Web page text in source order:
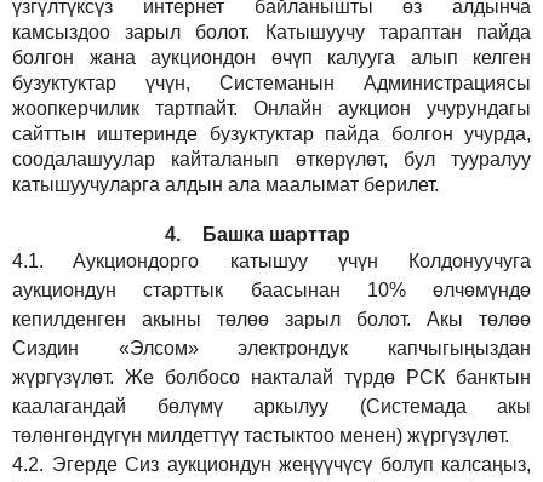
үзгүлтүксүз интернет байланышты өз алдынча
камсыздоозарыл болот.
Катышуучу тараптан пайда
болгон жана аукциондон өчүп калууга алып келген
бузуктуктар үчүн, Системанын Администрациясы
жоопкерчилик тартпайт. Онлайн аукцион учурундагы
сайттын иштеринде бузуктуктар пайда болгон учурда,
соодалашуулар кайталанып өткөрүлөт, бул тууралуу
катышуучуларга алдын ала маалымат берилет.
4.
Башка шарттар
4.1.
Аукциондорго катышуу үчүн Колдонуучуга
аукциондун старттык баасынан 10% өлчөмүндө
кепилденген акыны төлөө зарыл болот. Акы төлөө
Сиздин «Элсом»электрондук капчыгыңыздан
жүргүзүлөт. Же болбосо накталай түрдө РСК банктын
каалагандай бөлүмү аркылуу (Системада акы
төлөнгөндүгүн милдеттүү тастыктоо менен) жүргүзүлөт.
4.2. Эгерде Сиз аукциондун жеңүүчүсү болуп калсаңыз,